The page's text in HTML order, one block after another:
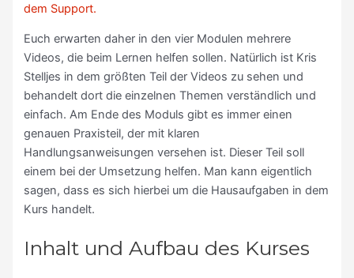
dem Support.
Euch erwarten daher in den vier Modulen mehrere
Videos, die beim Lernen helfen sollen. Natürlich ist Kris
Stelljes in dem größten Teil der Videos zu sehen und
behandelt dort die einzelnen Themen verständlich und
einfach. Am Ende des Moduls gibt es immer einen
genauen Praxisteil, der mit klaren
Handlungsanweisungen versehen ist. Dieser Teil soll
einem bei der Umsetzung helfen. Man kann eigentlich
sagen, dass es sich hierbei um die Hausaufgaben in dem
Kurs handelt.
Inhalt und Aufbau des Kurses